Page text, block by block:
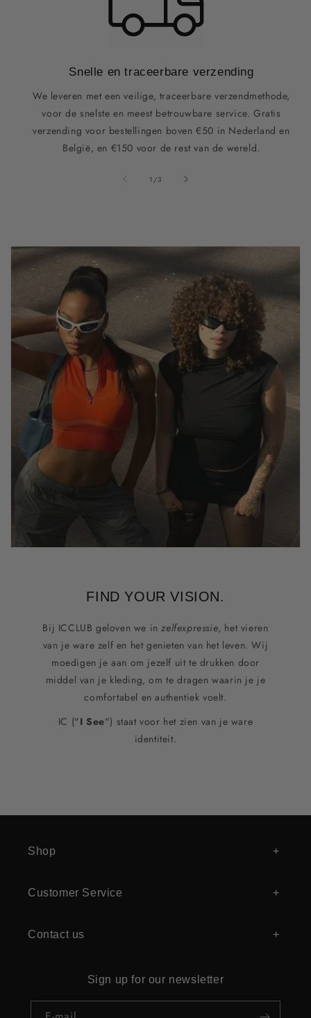
Snelle en traceerbare verzending
We leveren met een veilige, traceerbare verzendmethode,
voor de snelste en meest betrouwbare service. Gratis
verzending voor bestellingen boven €50 in Nederland en
België, en €150 voor de rest van de wereld.
1 /van3
FIND YOUR VISION.
Bij ICCLUB geloven we inzelfexpressie, het vieren
van je ware zelf en het genieten van het leven. Wij
moedigen je aan om jezelf uit te drukken door
middel van je kleding, om te dragen waarin je je
comfortabel en authentiek voelt.
IC ("I See") staat voor het zien van je ware
identiteit.
Shop
Customer Service
Contact us
Sign up for our newsletter